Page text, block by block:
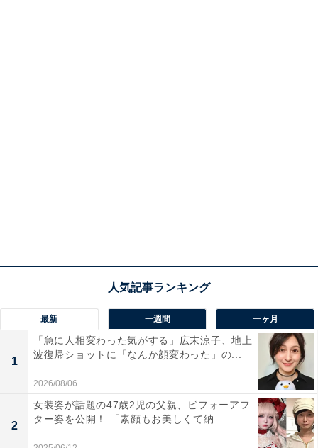
最新 一週間 一ヶ月
1
「急に人相変わった気がする」広末涼子、地上
波復帰ショットに「なんか顔変わった」の...
2026/08/06
2
女装姿が話題の47歳2児の父親、ビフォーアフ
ター姿を公開！ 「素顔もお美しくて納...